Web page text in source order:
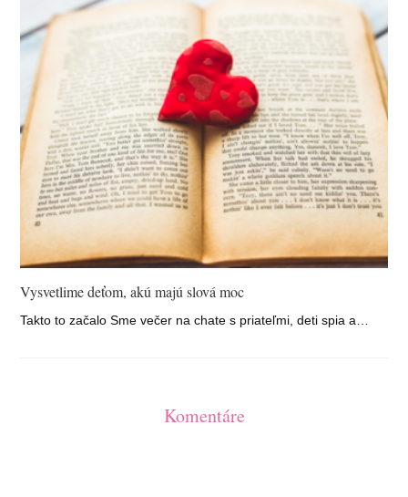
Vysvetlime deťom, akú majú slová moc
Takto to začalo Sme večer na chate s priateľmi, deti spia a…
Komentáre